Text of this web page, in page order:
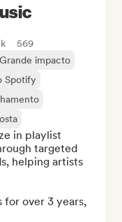
569
Grande impacto
Spotify
in playlist
targeted
helping artists
for over 3 years,